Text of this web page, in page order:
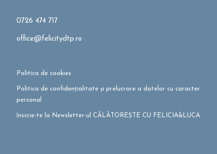
0726 474 717
office@felicitydtp.ro
Politica de cookies
Politica de confidențialitate și prelucrare a datelor cu caracter
personal
înscrie-te la Newsletter-ul CĂLĂTOREȘTE CU FELICIA&LUCA